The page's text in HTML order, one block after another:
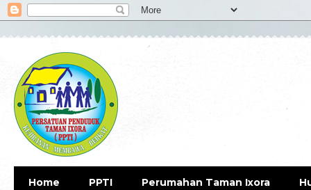
Home PPTI Perumahan Taman Ixora